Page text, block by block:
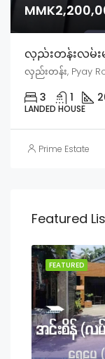
3 1
LANDED HOUSE
Prime Estate
Featured
FEATURED